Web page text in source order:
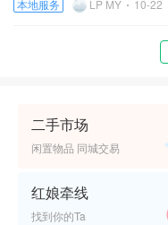
本地服务 LP MY 10-22
二手市场
闲置物品 同城交易
红娘牵线
找到你的Ta